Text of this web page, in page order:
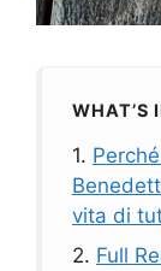
WHAT’S
1.
vita di
2. Full